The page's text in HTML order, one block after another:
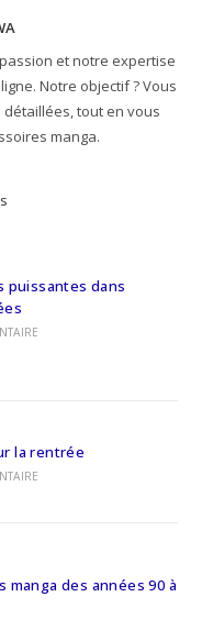
et notre expertise
Notre objectif ? Vous
tout en vous
manga.
puissantes dans
la rentrée
manga des années 90 à